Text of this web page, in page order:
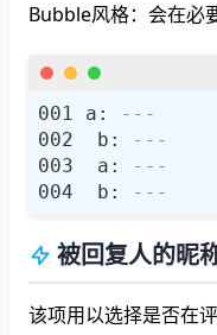
Bubble风格：会在必
a:
---
b:
---
a:
---
b:
---
被回复人的昵
该项用以选择是否在